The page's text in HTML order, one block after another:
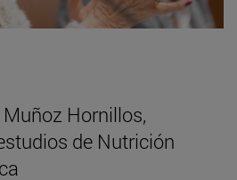
Hornillos,
de Nutrición